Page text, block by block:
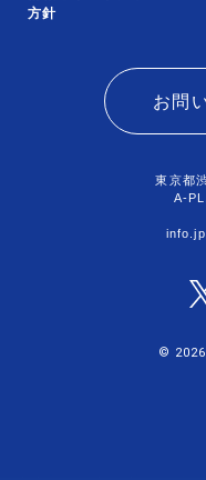
方針
お問
東京都
A-
©